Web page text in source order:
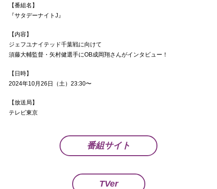
【番組名】
『サタデーナイトJ』
【内容】
ジェフユナイテッド千葉戦に向けて
須藤大輔監督・矢村健選手にOB成岡翔さんがインタビュー！
【日時】
2024年10月26日（土）23:30〜
【放送局】
テレビ東京
番組サイト
TVer